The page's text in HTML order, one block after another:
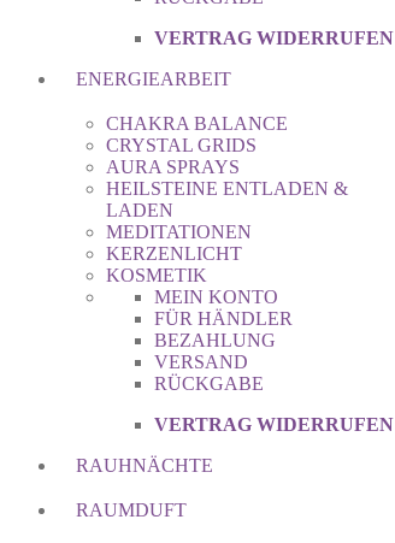
VERTRAG WIDERRUFEN
ENERGIEARBEIT
CHAKRA BALANCE
CRYSTAL GRIDS
AURA SPRAYS
HEILSTEINE ENTLADEN &
LADEN
MEDITATIONEN
KERZENLICHT
KOSMETIK
MEIN KONTO
FÜR HÄNDLER
BEZAHLUNG
VERSAND
RÜCKGABE
VERTRAG WIDERRUFEN
RAUHNÄCHTE
RAUMDUFT